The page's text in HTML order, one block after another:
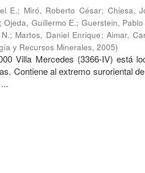
E.; Miró, Roberto César; Chiesa,
;Ojeda, Guillermo E.; Guerstein, Pablo
; Martos, Daniel Enrique;Aimar,
y Recursos Minerales,2005)
Villa Mercedes (3366-IV) está
Contiene al extremo suroriental